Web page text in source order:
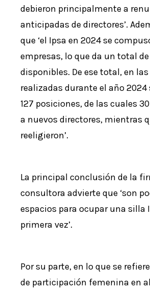
debieron principalmente a
anticipadas de directores’.
que ‘el Ipsa en 2024 se
empresas, lo que da un total
disponibles. De ese total, en
realizadas durante el año 2024
127 posiciones, de las cuales
a nuevos directores, mientras
reeligieron’.
La principal conclusión de la
consultora advierte que ‘son
espacios para ocupar una silla
primera vez’.
Por su parte, en lo que se
de participación femenina en